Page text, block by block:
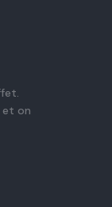
et on